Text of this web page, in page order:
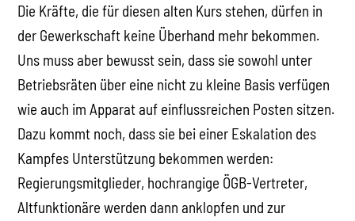
Die Kräfte, die für diesen alten Kurs stehen, dürfen in
der Gewerkschaft keine Überhand mehr bekommen.
Uns muss aber bewusst sein, dass sie sowohl unter
Betriebsräten über eine nicht zu kleine Basis verfügen
wie auch im Apparat auf einflussreichen Posten sitzen.
Dazu kommt noch, dass sie bei einer Eskalation des
Kampfes Unterstützung bekommen werden:
Regierungsmitglieder, hochrangige ÖGB-Vertreter,
Altfunktionäre werden dann anklopfen und zur